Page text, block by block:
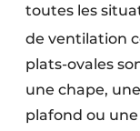
toutes les
de ventilation
plats-ovales
une chape,
plafond ou